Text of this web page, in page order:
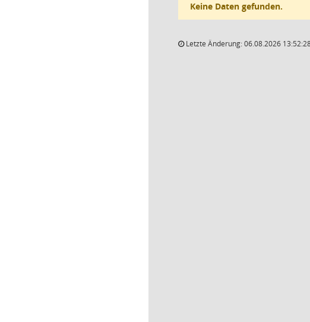
Keine Daten gefunden.
Letzte Änderung: 06.08.2026